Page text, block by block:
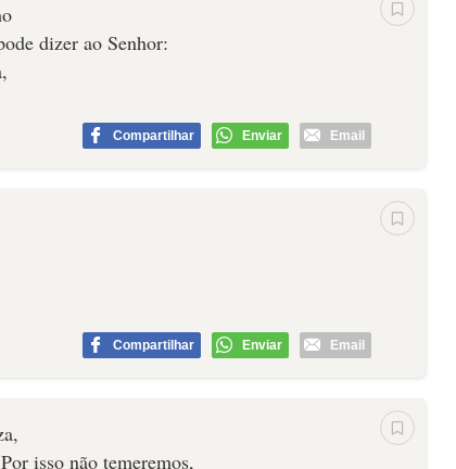
dizer ao Senhor:
Compartilhar Enviar Email
Compartilhar Enviar Email
isso não temeremos,